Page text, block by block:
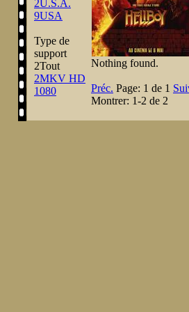
2U.S.A.
9USA
Type de
support
2Tout
2MKV HD
1080
Nothing found.
Préc. Page: 1 de 1
Montrer: 1-2 de 2